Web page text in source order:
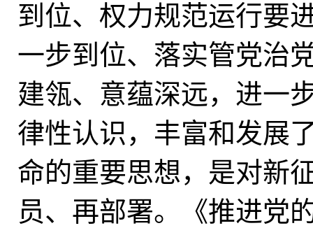
到位、权力规范运行要
一步到位、落实管党治
建瓴、意蕴深远，进一
律性认识，丰富和发展
命的重要思想，是对新
员、再部署。《推进党